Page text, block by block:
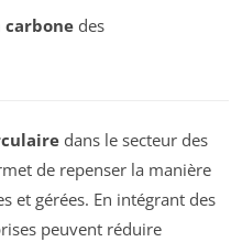
carbonedes
dans le secteur des
de repenser la manière
et gérées. En intégrant des
peuvent réduire